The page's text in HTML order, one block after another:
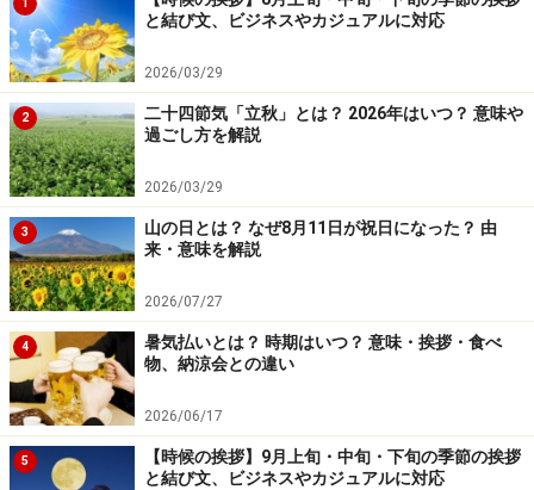
■なぜ八十八夜が話題になるの？
■「ゴールデンウィーク」をNAVERでまとめ検索
サイト）
パパは役得！親子で作る母の日のプレゼン
ト
ゴールデンウィークが明けると母の日（13日）がやって
きますが、準備はすすんでいますか？ お子さんのいる
家庭なら、連休中にパパとキッズでプレゼント作りをし
1
と結び文、ビジネスやカジュアルに対応
2026/03/29
2
二十四節気「立秋」とは？ 2026年はいつ？ 意味や
過ごし方を解説
2026/03/29
3
山の日とは？ なぜ8月11日が祝日になった？ 由
来・意味を解説
2026/07/27
4
暑気払いとは？ 時期はいつ？ 意味・挨拶・食べ
物、納涼会との違い
2026/06/17
5
【時候の挨拶】9月上旬・中旬・下旬の季節の挨拶
と結び文、ビジネスやカジュアルに対応